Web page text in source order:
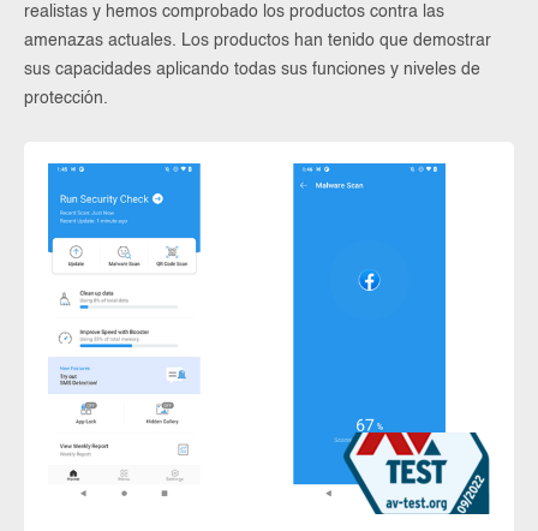
realistas y hemos comprobado los productos contra las
amenazas actuales. Los productos han tenido que demostrar
sus capacidades aplicando todas sus funciones y niveles de
protección.